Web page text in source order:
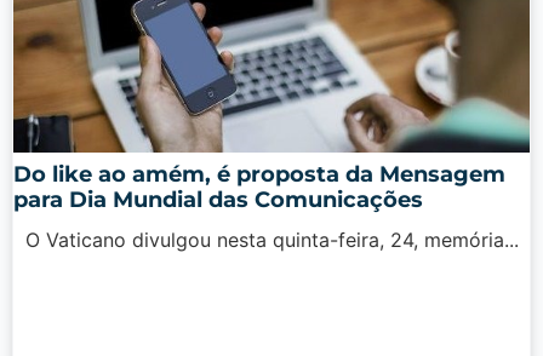
Do like ao amém, é proposta da Mensagem
para Dia Mundial das Comunicações
O Vaticano divulgou nesta quinta-feira, 24, memória...